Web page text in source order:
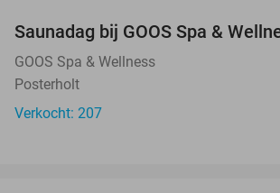
Saunadag bij GOOS Spa &
GOOS Spa & Wellness
Posterholt
Verkocht: 207